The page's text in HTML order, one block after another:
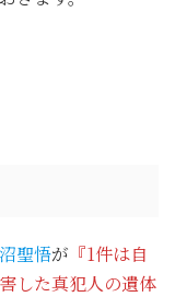
聖悟が 『1件は自
した真犯人の遺体